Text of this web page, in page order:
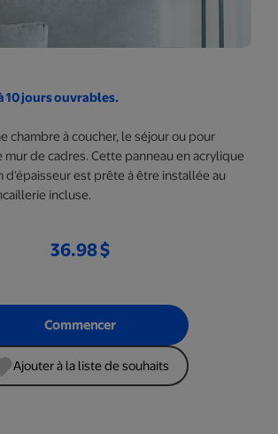
10 jours ouvrables.
chambre à coucher, le séjour ou pour
de cadres. Cette panneau en acrylique
d’épaisseur est prête à être installée au
incluse.
36.98 $
Commencer
Ajouter à la liste de souhaits